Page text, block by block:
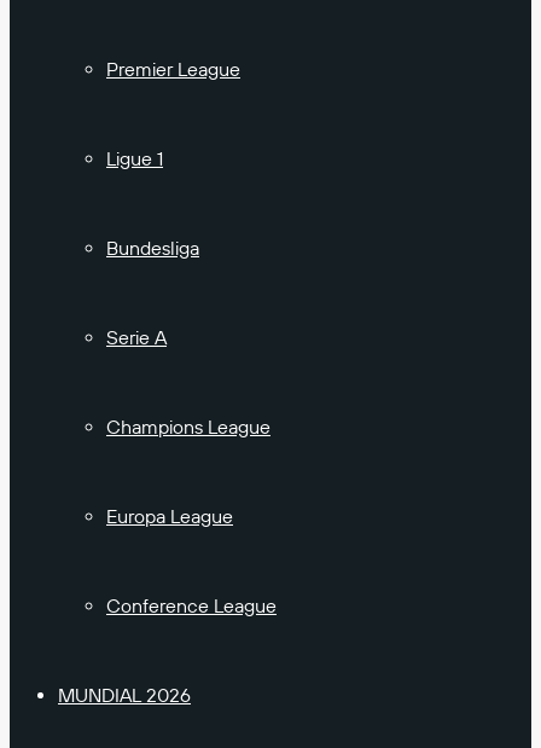
Premier League
Ligue 1
Bundesliga
Serie A
Champions League
Europa League
Conference League
MUNDIAL 2026